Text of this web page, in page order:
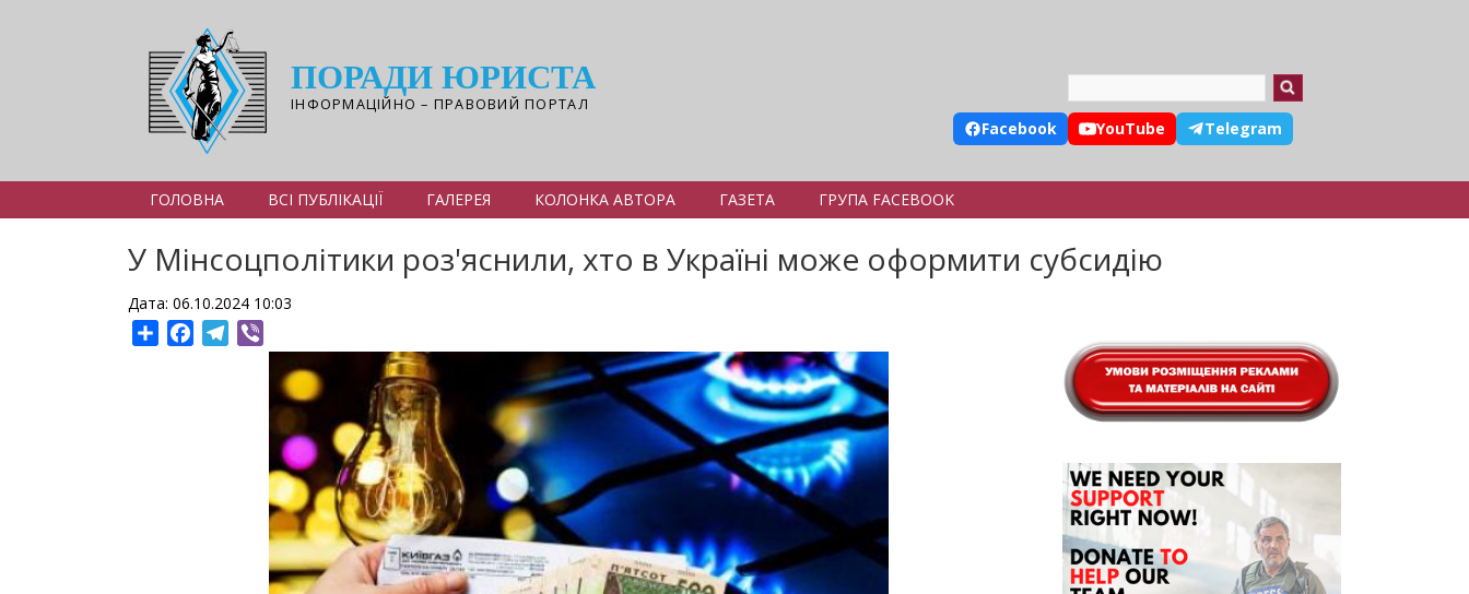
ПОРАДИ ЮРИСТА
ІНФОРМАЦІЙНО – ПРАВОВИЙ ПОРТАЛ
Facebook YouTube Telegram
ГОЛОВНА ВСІ ПУБЛІКАЦІЇ ГАЛЕРЕЯ КОЛОНКА АВТОРА ГАЗЕТА ГРУПА FACEBOOK
У Мінсоцполітики роз'яснили, хто в Україні може оформити субсидію
Дата: 06.10.2024 10:03
ShareFacebookTelegram